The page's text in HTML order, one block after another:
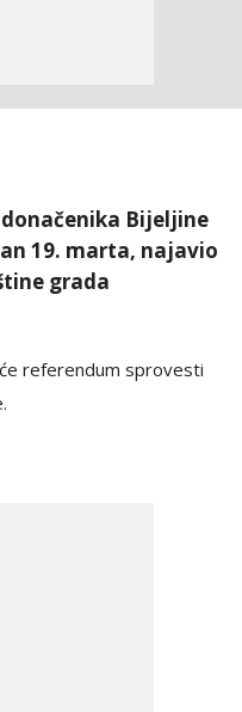
Bijeljine
19. marta, najavio
grada
referendum sprovesti